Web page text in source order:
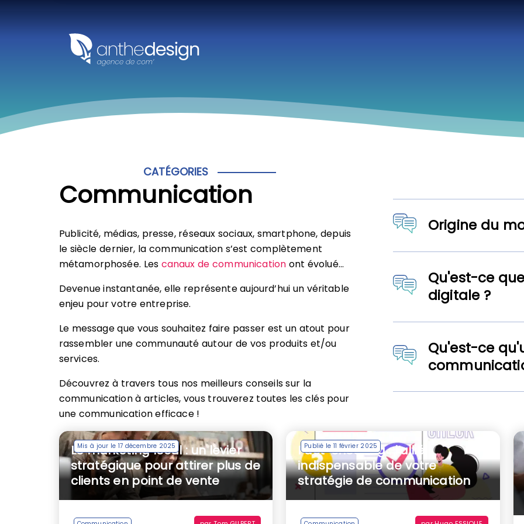
CATÉGORIES
Communication
Publicité, médias, presse, réseaux sociaux, smartphone, depuis
le siècle dernier, la communication s’est complètement
métamorphosée. Les canaux de communication ont évolué…
Devenue instantanée, elle représente aujourd’hui un véritable
enjeu pour votre entreprise.
Le message que vous souhaitez faire passer est un atout pour
rassembler une communauté autour de vos produits et/ou
services.
Découvrez à travers tous nos meilleurs conseils sur la
communication à articles, vous trouverez toutes les clés pour
une communication efficace !
Origine du
Qu'est-ce
digitale ?
Qu'est-ce
Mis à jour le 17 décembre 2025
Le marketing local : un levier
stratégique pour attirer plus de
clients en point de vente
Publié le 11 février 2025
Fact-checking : l’allié
indispensable de votre
stratégie de communication